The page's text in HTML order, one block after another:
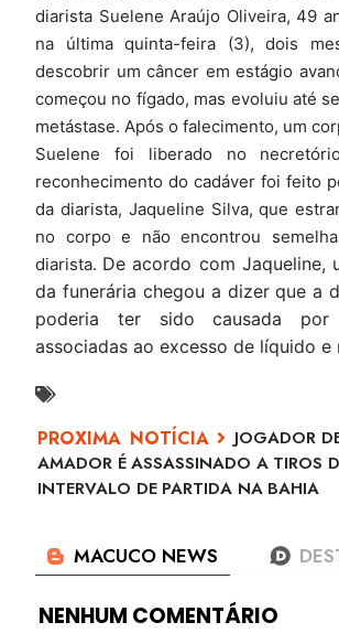
diarista Suelene Araújo Oliveira, 49
na última quinta-feira (3), dois
descobrir um câncer em estágio
começou no fígado, mas evoluiu até
metástase. Após o falecimento, um
Suelene foi liberado no
reconhecimento do cadáver foi feito
da diarista, Jaqueline Silva, que
no corpo e não encontrou
diarista. De acordo com Jaqueline,
da funerária chegou a dizer que a
poderia ter sido causada por
associadas ao excesso de líquido e
JOGADOR
AMADOR É ASSASSINADO A TIROS
INTERVALO DE PARTIDA NA BAHIA
NENHUM COMENTÁRIO